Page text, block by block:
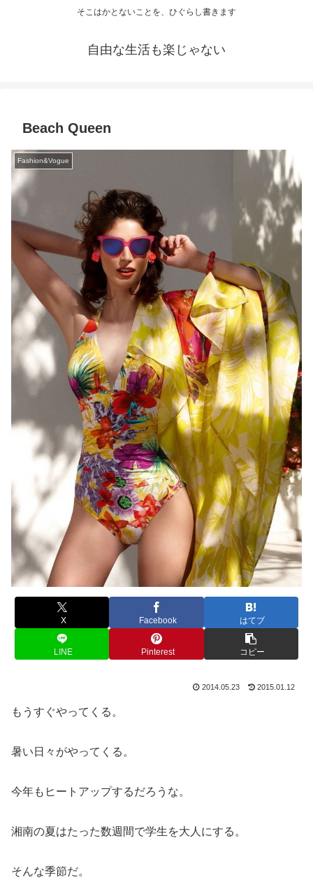
そこはかとないことを、ひぐらし書きます
自由な生活も楽じゃない
Beach Queen
Fashion&Vogue
X Facebook はてブ
LINE Pinterest コピー
2014.05.23 2015.01.12
もうすぐやってくる。
暑い日々がやってくる。
今年もヒートアップするだろうな。
湘南の夏はたった数週間で学生を大人にする。
そんな季節だ。